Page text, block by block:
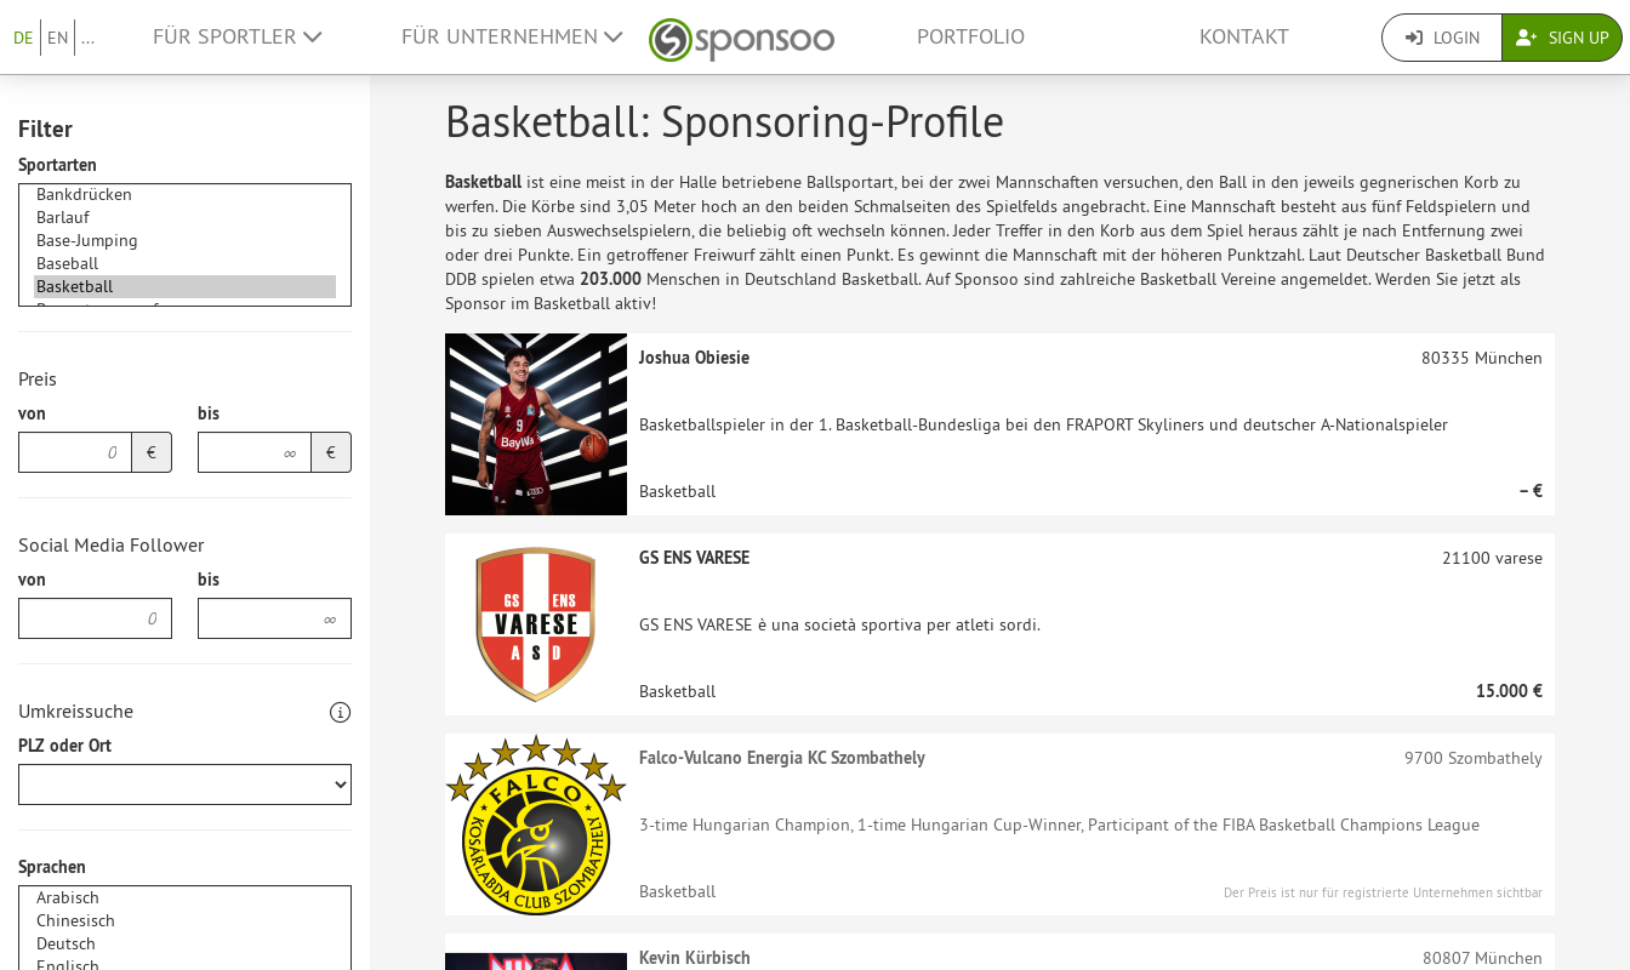
DE EN ... FÜR SPORTLER FÜR UNTERNEHMEN PORTFOLIO KONTAKT LOGIN SIGN UP
Filter
Sportarten
Preis
von
€
bis
€
Social Media Follower
von bis
Umkreissuche
PLZ oder Ort
Sprachen
Basketball: Sponsoring-Profile
Basketball ist eine meist in der Halle betriebene Ballsportart, bei der zwei Mannschaften versuchen, den Ball in den jeweils gegnerischen Korb zu
werfen. Die Körbe sind 3,05 Meter hoch an den beiden Schmalseiten des Spielfelds angebracht. Eine Mannschaft besteht aus fünf Feldspielern und
bis zu sieben Auswechselspielern, die beliebig oft wechseln können. Jeder Treffer in den Korb aus dem Spiel heraus zählt je nach Entfernung zwei
oder drei Punkte. Ein getroffener Freiwurf zählt einen Punkt. Es gewinnt die Mannschaft mit der höheren Punktzahl. Laut Deutscher Basketball Bund
DDB spielen etwa 203.000 Menschen in Deutschland Basketball. Auf Sponsoo sind zahlreiche Basketball Vereine angemeldet. Werden Sie jetzt als
Sponsor im Basketball aktiv!
Joshua Obiesie
Basketballspieler in der 1. Basketball-Bundesliga bei den FRAPORT Skyliners und deutscher A-Nationalspieler
80335 München
Basketball – €
GS ENS VARESE
GS ENS VARESE è una società sportiva per atleti sordi.
21100 varese
Basketball 15.000 €
Falco-Vulcano Energia KC Szombathely
3-time Hungarian Champion, 1-time Hungarian Cup-Winner, Participant of the FIBA Basketball Champions League
9700 Szombathely
Basketball Der Preis ist nur für registrierte Unternehmen sichtbar
Kevin Kürbisch 80807München